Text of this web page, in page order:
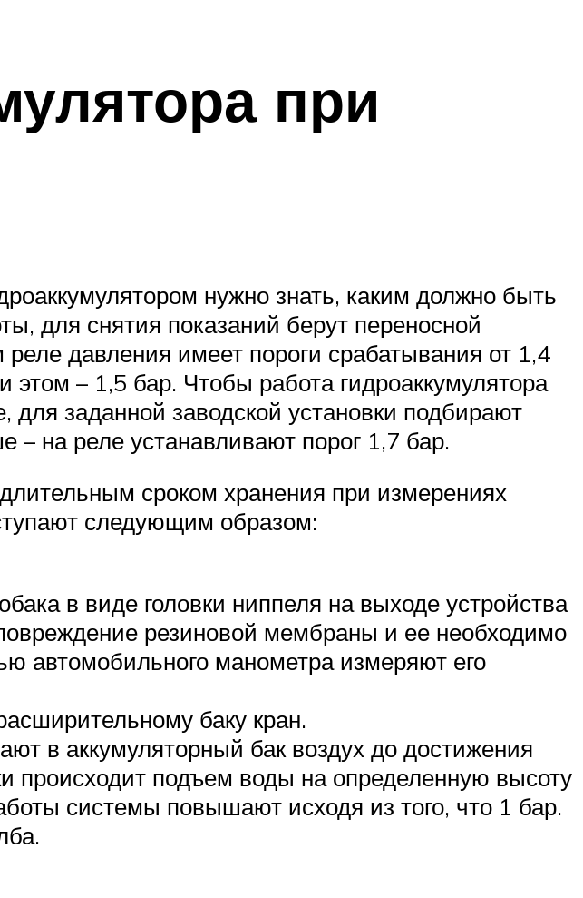
при
нужно знать, каким должно быть
для снятия показаний берут переносной
давления имеет пороги срабатывания от 1,4
этом – 1,5 бар. Чтобы работа гидроаккумулятора
заданной заводской установки подбирают
– на реле устанавливают порог 1,7 бар.
сроком хранения при измерениях
следующим образом:
в виде головки ниппеля на выходе устройства
резиновой мембраны и ее необходимо
автомобильного манометра измеряют его
баку кран.
в аккумуляторный бак воздух до достижения
происходит подъем воды на определенную высоту
системы повышают исходя из того, что 1 бар.